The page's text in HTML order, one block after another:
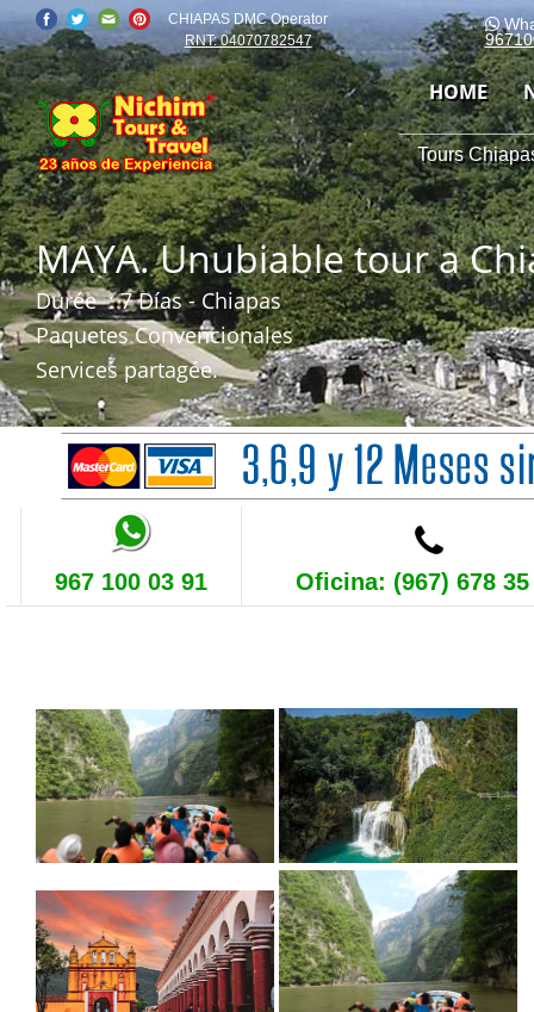
CHIAPAS DMC Operator
RNT: 04070782547
HOME
Tours
MAYA. Unubiable tour a
Durée : 7 Días - Chiapas
Paquetes Convencionales
Services partagée.
967 100 03 91 Oficina: (967) 678 35